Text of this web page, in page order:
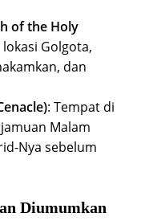
of the Holy
Golgota,
dan
: Tempat di
Malam
Nya sebelum
Diumumkan